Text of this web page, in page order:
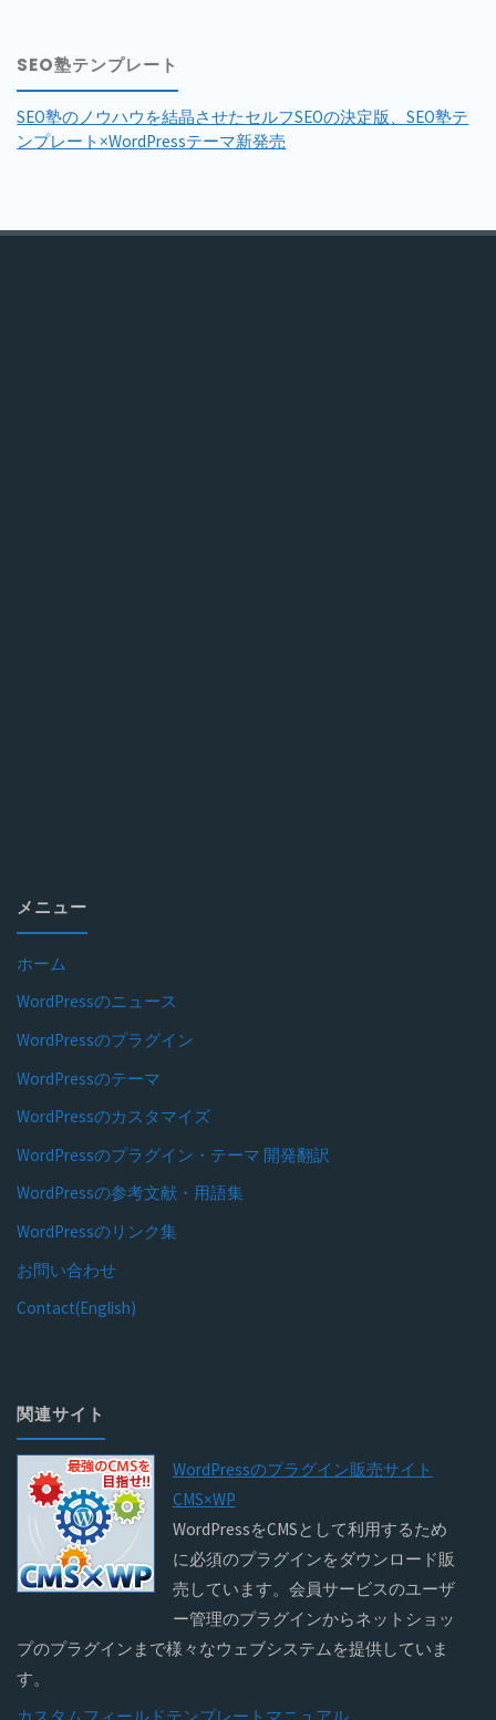
SEO塾テンプレート
SEO塾のノウハウを結晶させたセルフSEOの決定版、SEO塾テ
ンプレート×WordPressテーマ新発売
メニュー
ホーム
WordPressのニュース
WordPressのプラグイン
WordPressのテーマ
WordPressのカスタマイズ
WordPressのプラグイン・テーマ 開発翻訳
WordPressの参考文献・用語集
WordPressのリンク集
お問い合わせ
Contact(English)
関連サイト
WordPressのプラグイン販売サイト
CMS×WP
WordPressをCMSとして利用するため
に必須のプラグインをダウンロード販
売しています。会員サービスのユーザ
ー管理のプラグインからネットショッ
プのプラグインまで様々なウェブシステムを提供していま
す。